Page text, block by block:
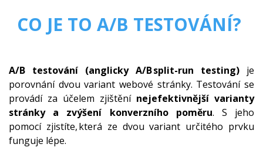
CO JE TO A/B TESTOVÁNÍ?
A/B testování (anglicky A/B split-run testing) je
porovnání dvou variant webové stránky. Testování se
provádí za účelem zjištění nejefektivnější varianty
stránky a zvýšení konverzního poměru. S jeho
pomocí zjistíte, která ze dvou variant určitého prvku
funguje lépe.